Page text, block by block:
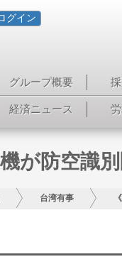
グイン
グループ概要
経済ニュース
が防空識
台湾有事